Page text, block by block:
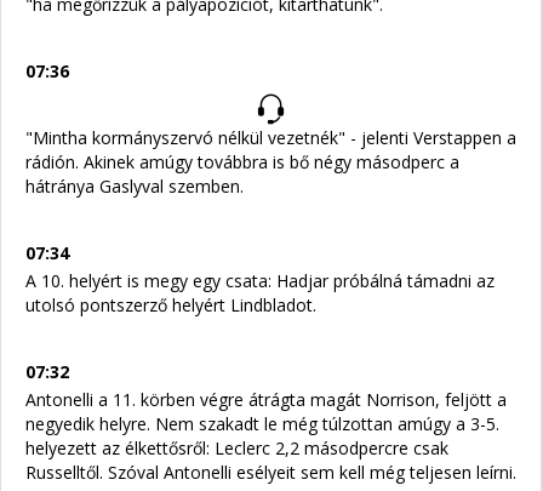
07:36
"Mintha kormányszervó nélkül vezetnék" - jelenti Verstappen a
rádión. Akinek amúgy továbbra is bő négy másodperc a
hátránya Gaslyval szemben.
07:34
A 10. helyért is megy egy csata: Hadjar próbálná támadni az
utolsó pontszerző helyért Lindbladot.
07:32
Antonelli a 11. körben végre átrágta magát Norrison, feljött a
negyedik helyre. Nem szakadt le még túlzottan amúgy a 3-5.
helyezett az élkettősről: Leclerc 2,2 másodpercre csak
Russelltől. Szóval Antonelli esélyeit sem kell még teljesen leírni.